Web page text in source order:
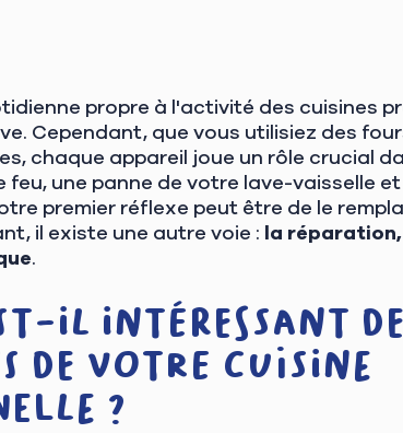
propre à l'activité des cuisines
Cependant, que vous utilisiez des
chaque appareil joue un rôle crucial
feu, une panne de votre lave-vaisselle
premier réflexe peut être de le
il existe une autre voie : la
.
il intéressant
de votre cuisine
?